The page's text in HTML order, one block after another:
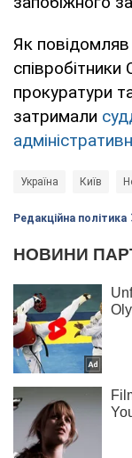
Як
співробітники
прокуратури
затримали
Україна Київ
Редакційна політика